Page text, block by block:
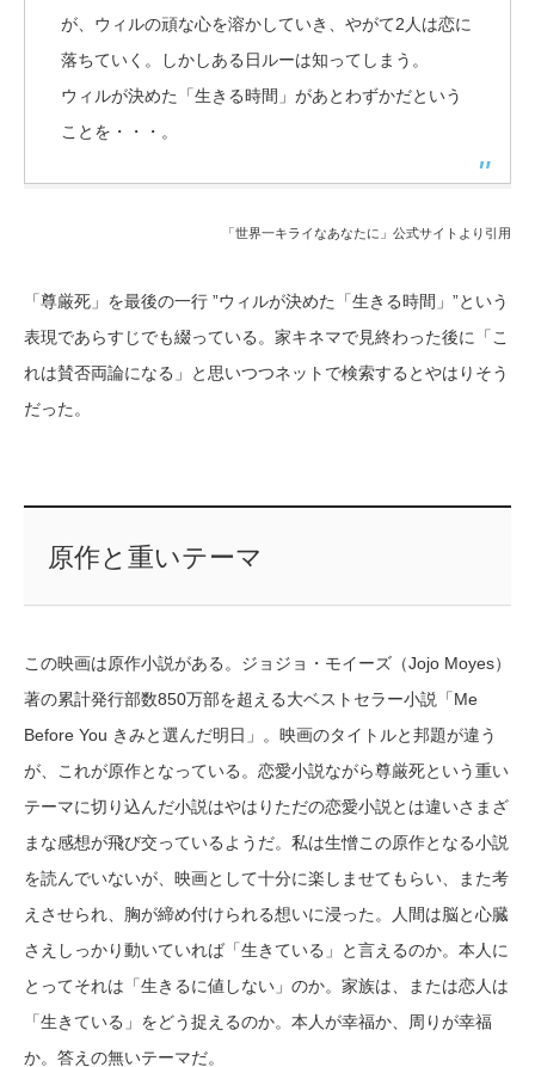
が、ウィルの頑な心を溶かしていき、やがて2人は恋に
落ちていく。しかしある日ルーは知ってしまう。
ウィルが決めた「生きる時間」があとわずかだという
ことを・・・。
「世界一キライなあなたに」公式サイトより引用
「尊厳死」を最後の一行 ”ウィルが決めた「生きる時間」”という
表現であらすじでも綴っている。家キネマで見終わった後に「こ
れは賛否両論になる」と思いつつネットで検索するとやはりそう
だった。
原作と重いテーマ
この映画は原作小説がある。ジョジョ・モイーズ（Jojo Moyes）
著の累計発行部数850万部を超える大ベストセラー小説「Me
Before You きみと選んだ明日」。映画のタイトルと邦題が違う
が、これが原作となっている。恋愛小説ながら尊厳死という重い
テーマに切り込んだ小説はやはりただの恋愛小説とは違いさまざ
まな感想が飛び交っているようだ。私は生憎この原作となる小説
を読んでいないが、映画として十分に楽しませてもらい、また考
えさせられ、胸が締め付けられる想いに浸った。人間は脳と心臓
さえしっかり動いていれば「生きている」と言えるのか。本人に
とってそれは「生きるに値しない」のか。家族は、または恋人は
「生きている」をどう捉えるのか。本人が幸福か、周りが幸福
か。答えの無いテーマだ。